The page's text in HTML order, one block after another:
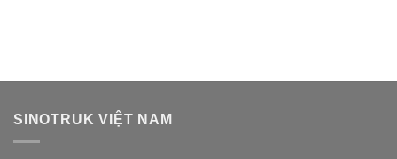
SINOTRUK VIỆT NAM